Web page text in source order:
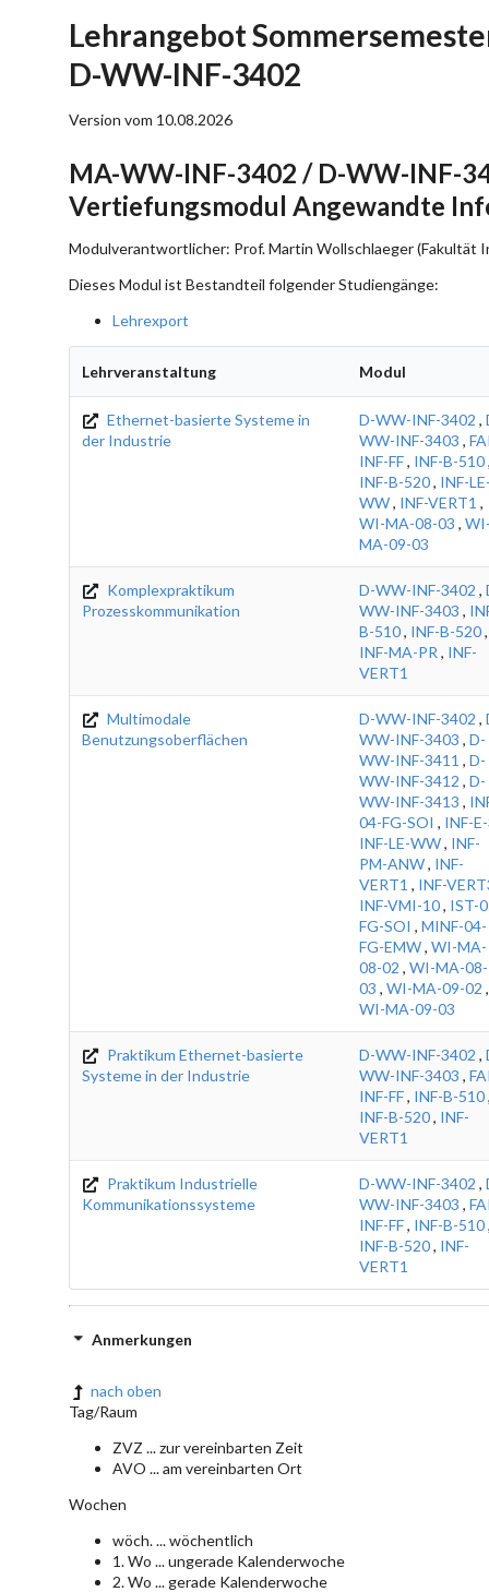
Lehrangebot
D-WW-INF-3402
Version vom 10.08.2026
MA-WW-INF-3402 / D-WW-INF-
Vertiefungsmodul Angewandte
Modulverantwortlicher: Prof. Martin Wollschlaeger (Fakultät
Dieses Modul ist Bestandteil folgender Studiengänge:
Lehrexport
Lehrveranstaltung Modul
Ethernet-basierte Systeme in
der Industrie
D-WW-INF-3402 ,
WW-INF-3403 ,
INF-FF, INF-B-510
INF-B-520, INF-
WW, INF-VERT1 ,
WI-MA-08-03 ,
MA-09-03
Komplexpraktikum
Prozesskommunikation
D-WW-INF-3402 ,
WW-INF-3403 ,
B-510, INF-B-520,
INF-MA-PR , INF-
VERT1
Multimodale
Benutzungsoberflächen
D-WW-INF-3402 ,
WW-INF-3403 , D-
WW-INF-3411 , D-
WW-INF-3412 , D-
WW-INF-3413 ,
04-FG-SOI , INF-
INF-LE-WW, INF-
PM-ANW, INF-
VERT1 , INF-
INF-VMI-10, IST-
FG-SOI , MINF-04-
FG-EMW, WI-MA-
08-02 , WI-MA-08-
03 , WI-MA-09-02 ,
WI-MA-09-03
Praktikum Ethernet-basierte
Systeme in der Industrie
D-WW-INF-3402 ,
WW-INF-3403 ,
INF-FF, INF-B-510
INF-B-520, INF-
VERT1
Praktikum Industrielle
Kommunikationssysteme
D-WW-INF-3402 ,
WW-INF-3403 ,
INF-FF, INF-B-510
INF-B-520, INF-
VERT1
Anmerkungen
nach oben
Tag/Raum
ZVZ ... zur vereinbarten Zeit
AVO ... am vereinbarten Ort
Wochen
wöch. ... wöchentlich
1. Wo ... ungerade Kalenderwoche
2. Wo ... gerade Kalenderwoche